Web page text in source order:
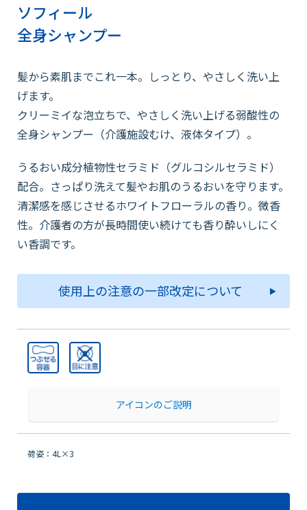
各種問い合わせ
SDSダウンロード
オンラインストア
ソフィール
全身シャンプー
髪から素肌までこれ一本。しっとり、やさしく洗い上
げます。
クリーミイな泡立ちで、やさしく洗い上げる弱酸性の
全身シャンプー（介護施設むけ、液体タイプ）。
うるおい成分植物性セラミド（グルコシルセラミド）
配合。さっぱり洗えて髪やお肌のうるおいを守ります。
清潔感を感じさせるホワイトフローラルの香り。微香
性。介護者の方が長時間使い続けても香り酔いしにく
い香調です。
使用上の注意の一部改定について
アイコンのご説明
荷姿：4L×3